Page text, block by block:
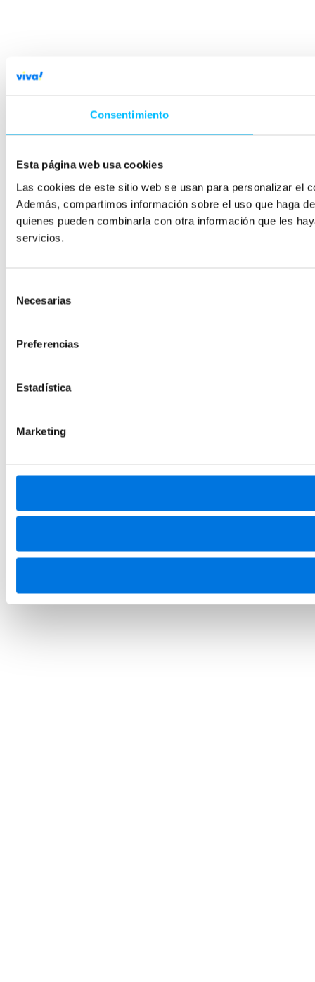
Consentimiento
Esta página web usa cookies
Las cookies de este sitio web se usan para personalizar el
Además, compartimos información sobre el uso que haga
quienes pueden combinarla con otra información que les
servicios.
Necesarias
Preferencias
Estadística
Marketing